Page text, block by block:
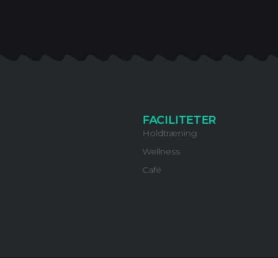
FACILITETER
Holdtræning
Wellness
Café